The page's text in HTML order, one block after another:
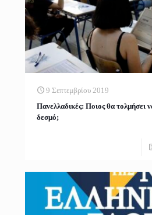
9 Σεπτεμβρίου 2019
Πανελλαδικές: Ποιος θα τολμήσει
δεσμό;